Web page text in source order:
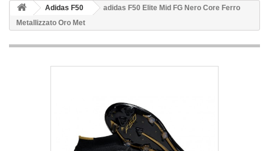
Adidas F50
adidas F50 Elite Mid FG Nero Core Ferro
Metallizzato Oro Met